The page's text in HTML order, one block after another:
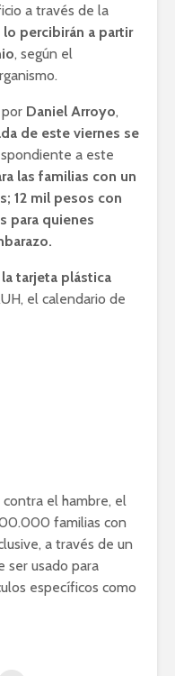
a través de la
percibirán a partir
, según el
Daniel Arroyo,
de este viernes se
a este
las familias con un
12 mil pesos con
para quienes
tarjeta plástica
el calendario de
el hambre, el
familias con
a través de un
ser usado para
específicos como